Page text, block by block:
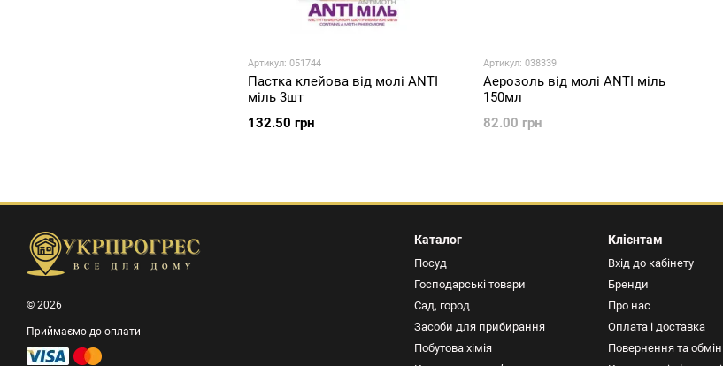
Артикул: 051744
Пастка клейова від молі ANTI
міль 3шт
132.50 грн
Артикул: 038339
Аерозоль від молі ANTI міль
150мл
82.00 грн
© 2026
Приймаємо до оплати
Каталог
Посуд
Господарські товари
Сад, город
Засоби для прибирання
Побутова хімія
Клієнтам
Вхід до кабінету
Бренди
Про нас
Оплата і доставка
Повернення та обмін